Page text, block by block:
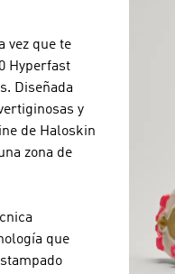
vez que te
Hyperfast
Diseñada
y
de Haloskin
zona de
que